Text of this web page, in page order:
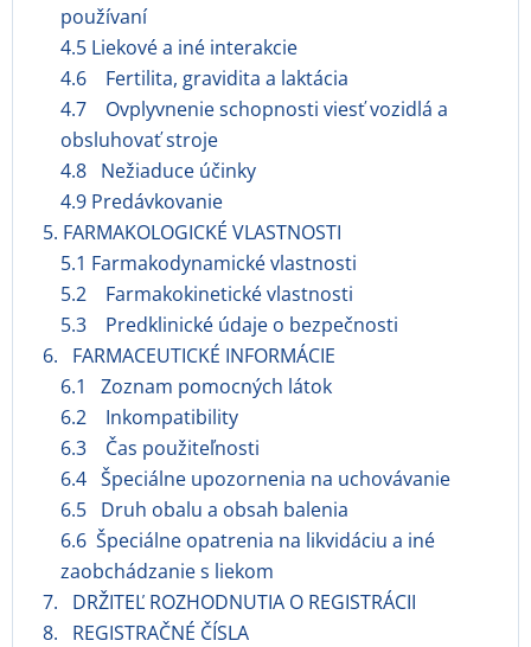
používaní
4.5 Liekové a iné interakcie
4.6 Fertilita, gravidita a laktácia
4.7 Ovplyvnenie schopnosti viesť vozidlá a
obsluhovať stroje
4.8 Nežiaduce účinky
4.9 Predávkovanie
5. FARMAKOLOGICKÉ VLASTNOSTI
5.1 Farmakodynamické vlastnosti
5.2 Farmakokinetické vlastnosti
5.3 Predklinické údaje o bezpečnosti
6. FARMACEUTICKÉ INFORMÁCIE
6.1 Zoznam pomocných látok
6.2 Inkompatibility
6.3 Čas použiteľnosti
6.4 Špeciálne upozornenia na uchovávanie
6.5 Druh obalu a obsah balenia
6.6 Špeciálne opatrenia na likvidáciu a iné
zaobchádzanie s liekom
7. DRŽITEĽ ROZHODNUTIA O REGISTRÁCII
8. REGISTRAČNÉ ČÍSLA